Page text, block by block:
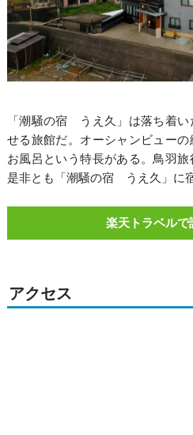
「潮騒の宿 うえ久」は落ち着
せる旅館だ。オーシャンビュー
お風呂という特長がある。鳥羽
是非とも「潮騒の宿 うえ久」に
楽天トラベルで
アクセス